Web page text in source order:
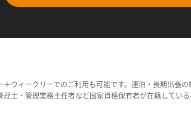
ウィークリーでのご利用も可能です。連泊・長期出張の
士・管理業務主任者など国家資格保有者が在籍して